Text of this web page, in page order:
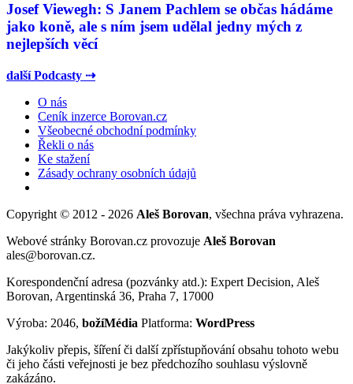
Josef Viewegh: S Janem Pachlem se občas hádáme
jako koně, ale s ním jsem udělal jedny mých z
nejlepších věcí
další Podcasty ⇢
O nás
Ceník inzerce Borovan.cz
Všeobecné obchodní podmínky
Řekli o nás
Ke stažení
Zásady ochrany osobních údajů
Copyright © 2012 - 2026 Aleš Borovan, všechna práva vyhrazena.
Webové stránky Borovan.cz provozuje Aleš Borovan
ales@borovan.cz.
Korespondenční adresa (pozvánky atd.): Expert Decision, Aleš
Borovan, Argentinská 36, Praha 7, 17000
Výroba: 2046, božíMédia Platforma: WordPress
Jakýkoliv přepis, šíření či další zpřístupňování obsahu tohoto webu
či jeho části veřejnosti je bez předchozího souhlasu výslovně
zakázáno.